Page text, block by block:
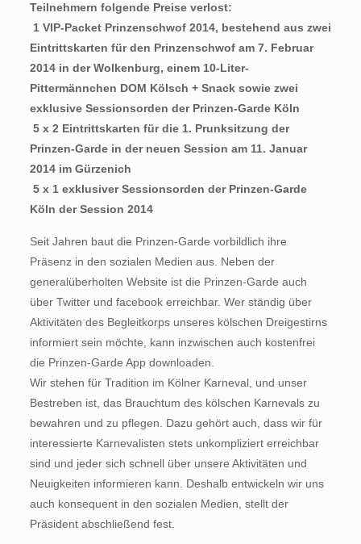
Teilnehmern folgende Preise verlost:
 1 VIP-Packet Prinzenschwof 2014, bestehend aus zwei
Eintrittskarten für den Prinzenschwof am 7. Februar
2014 in der Wolkenburg, einem 10-Liter-
Pittermännchen DOM Kölsch + Snack sowie zwei
exklusive Sessionsorden der Prinzen-Garde Köln
 5 x 2 Eintrittskarten für die 1. Prunksitzung der
Prinzen-Garde in der neuen Session am 11. Januar
2014 im Gürzenich
 5 x 1 exklusiver Sessionsorden der Prinzen-Garde
Köln der Session 2014
Seit Jahren baut die Prinzen-Garde vorbildlich ihre
Präsenz in den sozialen Medien aus. Neben der
generalüberholten Website ist die Prinzen-Garde auch
über Twitter und facebook erreichbar. Wer ständig über
Aktivitäten des Begleitkorps unseres kölschen Dreigestirns
informiert sein möchte, kann inzwischen auch kostenfrei
die Prinzen-Garde App downloaden.
Wir stehen für Tradition im Kölner Karneval, und unser
Bestreben ist, das Brauchtum des kölschen Karnevals zu
bewahren und zu pflegen. Dazu gehört auch, dass wir für
interessierte Karnevalisten stets unkompliziert erreichbar
sind und jeder sich schnell über unsere Aktivitäten und
Neuigkeiten informieren kann. Deshalb entwickeln wir uns
auch konsequent in den sozialen Medien, stellt der
Präsident abschließend fest.